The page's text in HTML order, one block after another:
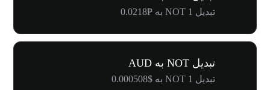
تبدیل 1 NOT به ₱0.0218
تبدیل NOT به AUD
تبدیل 1 NOT به $0.000508